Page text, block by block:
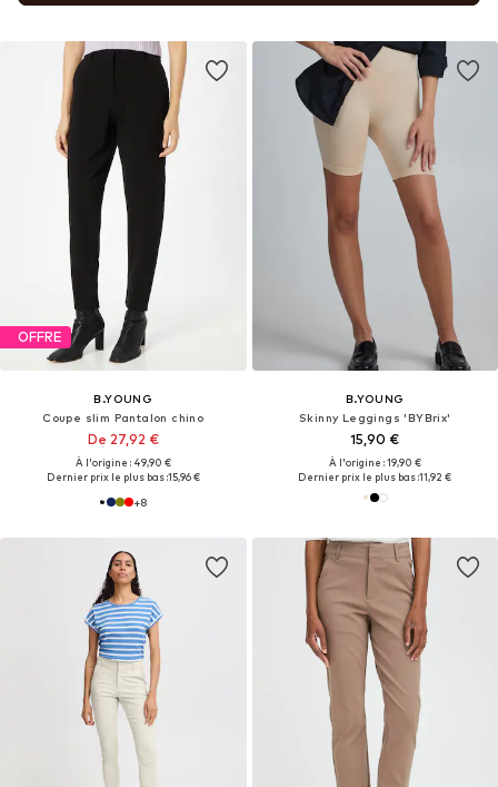
OFFRE
B.YOUNG
Coupe slim Pantalon chino
De 27,92 €
À l'origine : 49,90 €
Dernier prix le plus bas :15,96 €
+8
B.YOUNG
Skinny Leggings 'BYBrix'
15,90 €
À l'origine : 19,90 €
Dernier prix le plus bas :11,92 €